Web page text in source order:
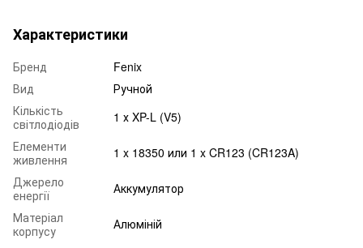
Характеристики
Бренд
Fenix
Вид
Ручной
Кількість
світлодіодів
1 х XP-L (V5)
Елементи
живлення
1 x 18350 или 1 x CR123 (CR123A)
Джерело
енергії
Аккумулятор
Матеріал
корпусу
Алюміній